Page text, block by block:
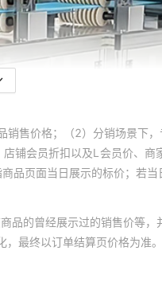
售价格；（2）分销场景下
铺会员折扣以及L会员价、
页面当日展示的标价；若
的曾经展示过的销售价等，
最终以订单结算页价格为准。